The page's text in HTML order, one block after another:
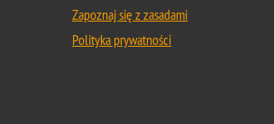
Zapoznaj się z zasadami
Polityka prywatności